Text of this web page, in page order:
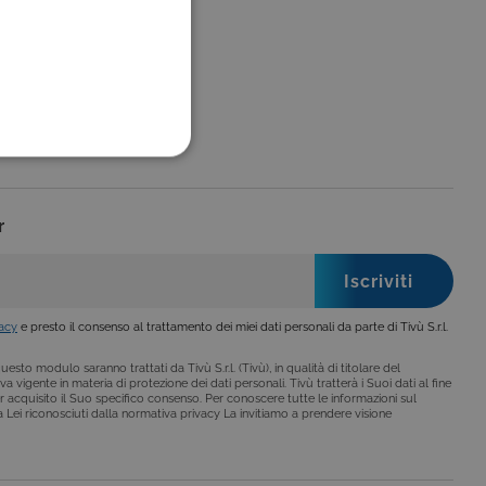
e presto il consenso al trattamento dei miei dati personali da parte di Tivù S.r.l.
modulo saranno trattati da Tivù S.r.l. (Tivù), in qualità di titolare del
vigente in materia di protezione dei dati personali. Tivù tratterà i Suoi dati al fine
il Suo specifico consenso. Per conoscere tutte le informazioni sul
riconosciuti dalla normativa privacy La invitiamo a prendere visione
FUNZIONALITÀ
come la corretta
ai criteri da te
avvisati riguardo alla
di norma, dati